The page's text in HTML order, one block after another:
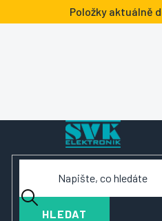
na
Položky aktuálně
HLEDAT